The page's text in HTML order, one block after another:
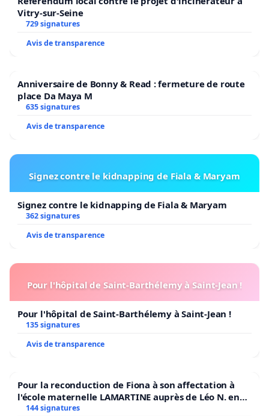
Vitry-sur-Seine
729 signatures
Avis de transparence
Anniversaire de Bonny & Read : fermeture de route
place Da Maya M
635 signatures
Avis de transparence
Signez contre le kidnapping de Fiala & Maryam
Signez contre le kidnapping de Fiala & Maryam
362 signatures
Avis de transparence
Pour l'hôpital de Saint-Barthélemy à Saint-Jean !
Pour l'hôpital de Saint-Barthélemy à Saint-Jean !
135 signatures
Avis de transparence
Pour la reconduction de Fiona à son affectation à
l'école maternelle LAMARTINE auprès de Léo N. en
2026/2027
144 signatures